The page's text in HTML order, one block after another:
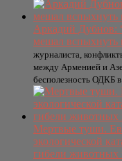
Аркадий Дубнов:
мешал вспыхнуть
журналиста,
между Арменией и
бесполезность ОДКБ
Мертвые туши.
экологической
гибели животных